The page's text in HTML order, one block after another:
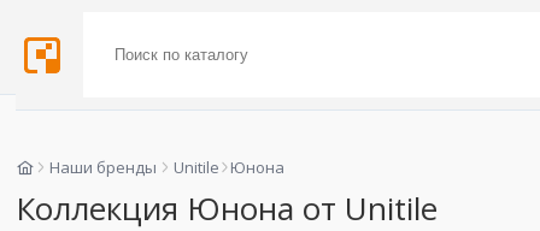
Наши бренды Unitile Юнона
Коллекция Юнона от Unitile